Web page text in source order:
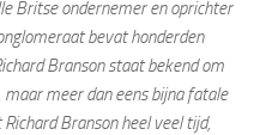
Britse ondernemer en oprichter
bevat honderden
Branson staat bekend om
maar meer dan eens bijna fatale
Branson heel veel tijd,